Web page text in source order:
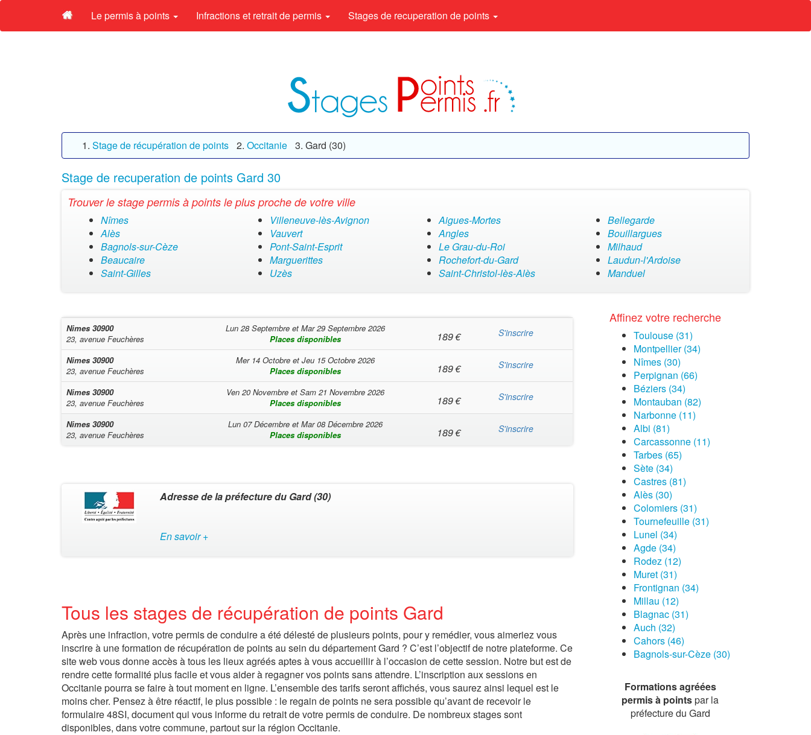
Le permis à points Infractions et retrait de permis Stages de recuperation de points
Stage de récupération de points Occitanie Gard (30)
Stage de recuperation de points Gard 30
Trouver le stage permis à points le plus proche de votre ville
Nîmes
Alès
Bagnols-sur-Cèze
Beaucaire
Saint-Gilles
Villeneuve-lès-Avignon
Vauvert
Pont-Saint-Esprit
Marguerittes
Uzès
Aigues-Mortes
Angles
Le Grau-du-Roi
Rochefort-du-Gard
Saint-Christol-lès-Alès
Bellegarde
Bouillargues
Milhaud
Laudun-l'Ardoise
Manduel
Nimes 30900
23, avenue Feuchères
Lun 28 Septembreet Mar 29 Septembre 2026
Places disponibles
189€ S'inscrire
Nimes 30900
23, avenue Feuchères
Mer 14 Octobreet Jeu 15 Octobre 2026
Places disponibles
189€ S'inscrire
Nimes 30900
23, avenue Feuchères
Ven 20 Novembreet Sam 21 Novembre 2026
Places disponibles
189€ S'inscrire
Nimes 30900
23, avenue Feuchères
Lun 07 Décembreet Mar 08 Décembre 2026
Places disponibles
189€ S'inscrire
Adresse de la préfecture du Gard (30)
En savoir +
Tous les stages de récupération de points Gard
Après une infraction, votre permis de conduire a été délesté de plusieurs points, pour y remédier, vous aimeriez vous
inscrire à une formation de récupération de points au sein du département Gard ? C’est l’objectif de notre plateforme. Ce
site web vous donne accès à tous les lieux agréés aptes à vous accueillir à l’occasion de cette session. Notre but est de
rendre cette formalité plus facile et vous aider à regagner vos points sans attendre. L’inscription aux sessions en
Occitanie pourra se faire à tout moment en ligne. L’ensemble des tarifs seront affichés, vous saurez ainsi lequel est le
moins cher. Pensez à être réactif, le plus possible : le regain de points ne sera possible qu’avant de recevoir le
formulaire 48SI, document qui vous informe du retrait de votre permis de conduire. De nombreux stages sont
disponibles, dans votre commune, partout sur la région Occitanie.
Affinez votre recherche
Toulouse (31)
Montpellier (34)
Nîmes (30)
Perpignan (66)
Béziers (34)
Montauban (82)
Narbonne (11)
Albi (81)
Carcassonne (11)
Tarbes (65)
Sète (34)
Castres (81)
Alès (30)
Colomiers (31)
Tournefeuille (31)
Lunel (34)
Agde (34)
Rodez (12)
Muret (31)
Frontignan (34)
Millau (12)
Blagnac (31)
Auch (32)
Cahors (46)
Bagnols-sur-Cèze (30)
Formations agréées
permis à pointspar la
préfecture du Gard